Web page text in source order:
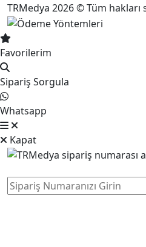
TRMedya 2026 © Tüm hakları
Favorilerim
Sipariş Sorgula
Whatsapp
Kapat